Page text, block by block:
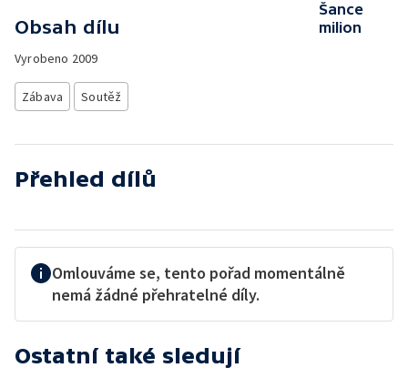
Obsah dílu
Vyrobeno 2009
Zábava Soutěž
Šance
milion
Přehled dílů
Omlouváme se, tento pořad momentálně
nemá žádné přehratelné díly.
Ostatní také sledují